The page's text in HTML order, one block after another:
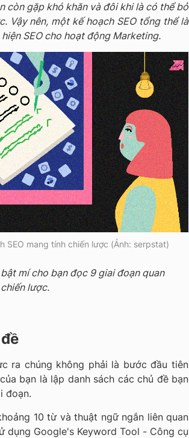
còn gặp khó khăn và đôi khi là có thể bỏ
Vậy nên, một kế hoạch SEO tổng thể là
SEO cho hoạt động Marketing.
SEO mang tính chiến lược (Ảnh: serpstat)
mí cho bạn đọc 9 giai đoạn quan
lược.
ra chúng không phải là bước đầu tiên
bạn là lập danh sách các chủ đề bạn
đoạn.
10 từ và thuật ngữ ngắn liên quan
dụng Google's Keyword Tool - Công cụ